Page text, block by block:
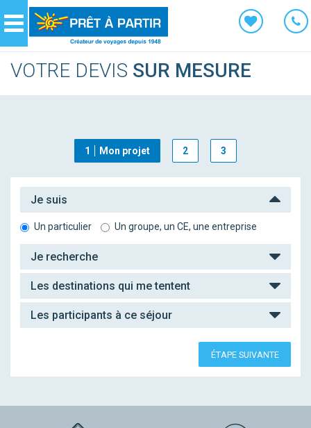
Navigation
VOTRE DEVIS SUR MESURE
1 Mon projet 2 3
Je suis
Un particulier Un groupe, un CE, une entreprise
Je recherche
Les destinations qui me tentent
Les participants à ce séjour
ÉTAPE SUIVANTE
Panneau de gestion des cookies